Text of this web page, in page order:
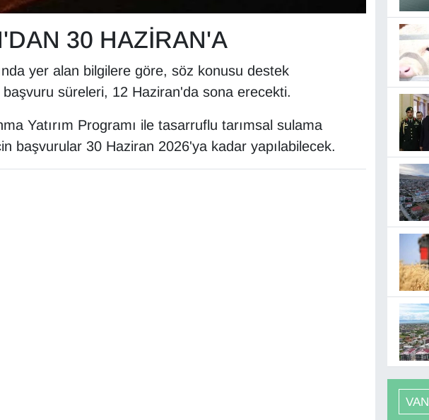
30 HAZİRAN'A
yer alan bilgilere göre, söz konusu destek
başvuru süreleri, 12 Haziran'da sona erecekti.
Yatırım Programı ile tasarruflu tarımsal sulama
başvurular 30 Haziran 2026'ya kadar yapılabilecek.
VAN